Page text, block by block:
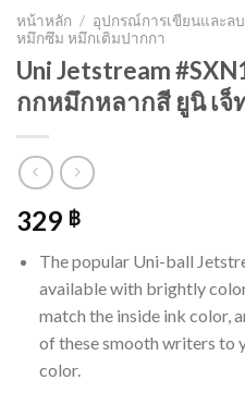
หน้าหลัก / อุปกรณ์การเขียนและล
หมึกซึม หมึกเติมปากกา
Uni Jetstream
กกหมึกหลากสี ยูนิ เจ็
329 ฿
The popular Uni-ball
available with brightly
match the inside ink color,
of these smooth writers to
color.